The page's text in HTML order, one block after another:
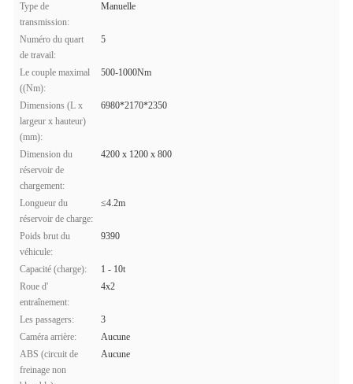
Type de
transmission:
Manuelle
Numéro du quart
de travail:
5
Le couple maximal
((Nm):
500-1000Nm
Dimensions (L x
largeur x hauteur)
(mm):
6980*2170*2350
Dimension du
réservoir de
chargement:
4200 x 1200 x 800
Longueur du
réservoir de charge:
≤4.2m
Poids brut du
véhicule:
9390
Capacité (charge):
1 - 10t
Roue d'
entraînement:
4x2
Les passagers:
3
Caméra arrière:
Aucune
ABS (circuit de
freinage non
Aucune